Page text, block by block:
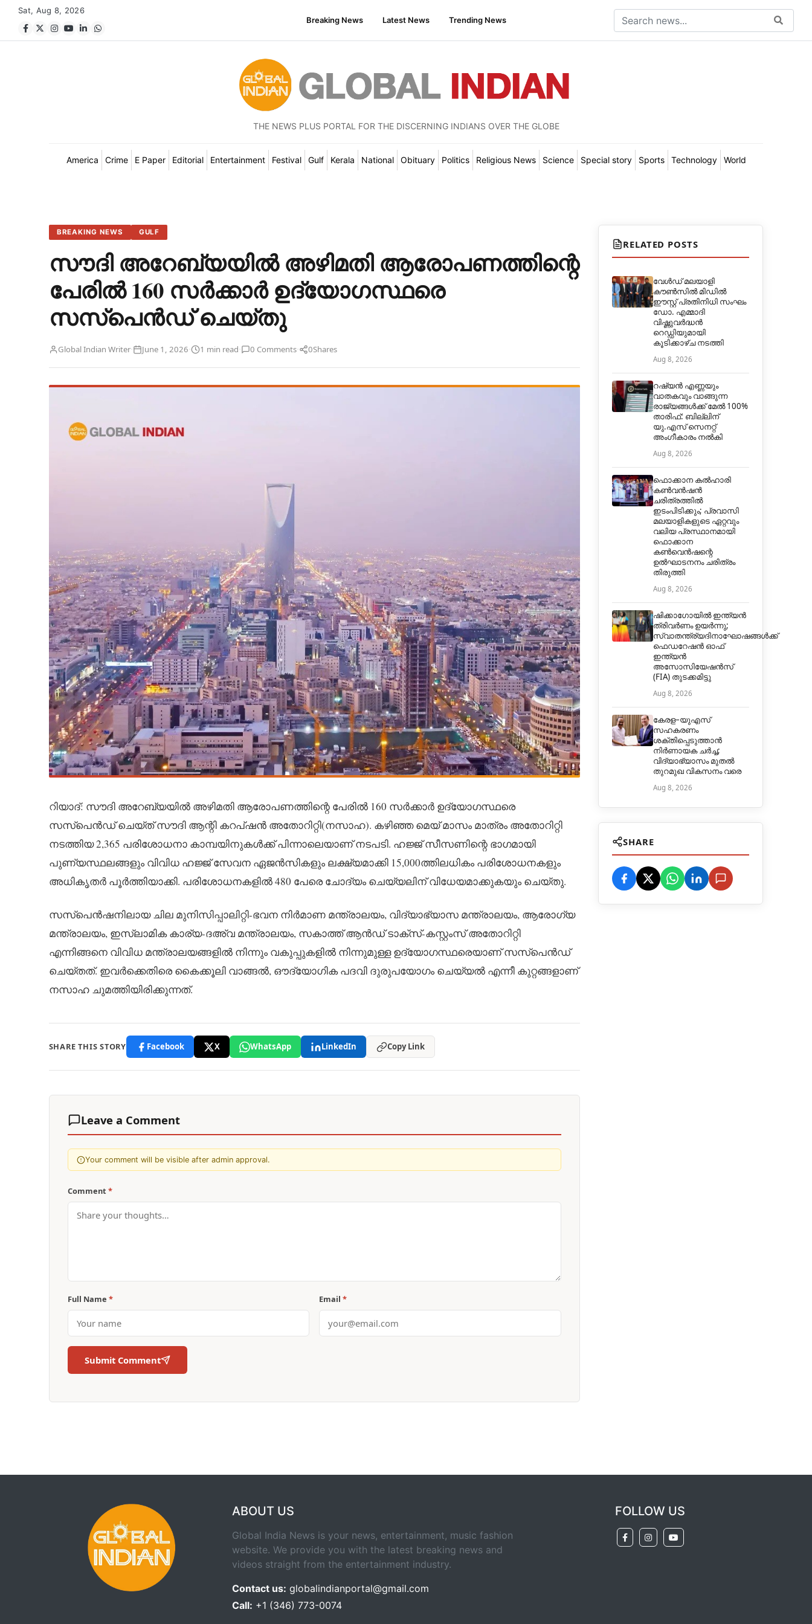
Sat, Aug 8, 2026
Breaking News
Latest News Trending News
THE NEWS PLUS PORTAL FOR THE DISCERNING INDIANS OVER THE GLOBE
America Crime E Paper Editorial Entertainment Festival Gulf Kerala National Obituary Politics Religious News Science Special story Sports Technology World
BREAKING NEWS GULF
സൗദി അറേബ്യയിൽ അഴിമതി ആരോപണത്തിന്റെ
പേരിൽ 160 സർക്കാർ ഉദ്യോഗസ്ഥരെ
സസ്പെൻഡ് ചെയ്തു
Global Indian Writer· June 1, 2026· 1 min read· 0 Comments· 0Shares
റിയാദ്: സൗദി അറേബ്യയിൽ അഴിമതി ആരോപണത്തിന്റെ പേരിൽ 160 സർക്കാർ ഉദ്യോ​ഗസ്ഥരെ
സസ്പെൻഡ് ചെയ്ത് സൗദി ആന്റി കറപ്ഷൻ അതോറിറ്റി(നസാഹ). കഴിഞ്ഞ മെയ് മാസം മാത്രം അതോറിറ്റി
നടത്തിയ 2,365 പരിശോധനാ കാമ്പയിനുകൾക്ക് പിന്നാലെയാണ് നടപടി. ഹജ്ജ് സീസണിന്റെ ഭാ​ഗമായി
പുണ്യസ്ഥലങ്ങളും വിവിധ ഹജ്ജ് സേവന ഏജൻസികളും ലക്ഷ്യമാക്കി 15,000ത്തിലധികം പരിശോധനകളും
അധികൃതർ പൂർത്തിയാക്കി. പരിശോധനകളിൽ 480 പേരെ ചോദ്യം ചെയ്യലിന് വിധേയമാക്കുകയും ചെയ്തു.
സസ്പെൻഷനിലായ ചില മുനിസിപ്പാലിറ്റി-ഭവന നിർമാണ മന്ത്രാലയം, വിദ്യാഭ്യാസ മന്ത്രാലയം, ആരോഗ്യ
മന്ത്രാലയം, ഇസ്ലാമിക കാര്യ-ദഅ്‌വ മന്ത്രാലയം, സകാത്ത് ആൻഡ് ടാക്സ്-കസ്റ്റംസ് അതോറിറ്റി
എന്നിങ്ങനെ വിവിധ മന്ത്രാലയങ്ങളിൽ നിന്നും വകുപ്പുകളിൽ നിന്നുമുള്ള ഉദ്യോ​ഗസ്ഥരെയാണ് സസ്പെൻഡ്
ചെയ്തത്. ഇവർക്കെതിരെ കൈക്കൂലി വാങ്ങൽ, ഔദ്യോഗിക പദവി ദുരുപയോഗം ചെയ്യൽ എന്നീ കുറ്റങ്ങളാണ്
നസാഹ ചുമത്തിയിരിക്കുന്നത്.
SHARE THIS STORY Facebook X WhatsApp LinkedIn Copy Link
Leave a Comment
Your comment will be visible after admin approval.
Comment *
Full Name * Email*
Submit Comment
RELATED POSTS
വേൾഡ് മലയാളി
കൗൺസിൽ മിഡിൽ
ഈസ്റ്റ് പ്രതിനിധി സംഘം
ഡോ. എമ്മാദി
വിഷ്ണുവർദ്ധൻ
റെഡ്ഡിയുമായി
കൂടിക്കാഴ്ച നടത്തി
Aug 8, 2026
റഷ്യൻ എണ്ണയും
വാതകവും വാങ്ങുന്ന
രാജ്യങ്ങൾക്ക് മേൽ 100%
താരിഫ്: ബില്ലിന്
യു.എസ് സെനറ്റ്
അംഗീകാരം നൽകി
Aug 8, 2026
ഫൊക്കാന കൽഹാരി
കൺവൻഷൻ
ചരിത്രത്തിൽ
ഇടംപിടിക്കും; പ്രവാസി
മലയാളികളുടെ ഏറ്റവും
വലിയ പ്രസ്ഥാനമായി
ഫൊക്കാന
കൺവെൻഷന്റെ
ഉൽഘാടനനം ചരിത്രം
തിരുത്തി
Aug 8, 2026
ഷിക്കാഗോയിൽ ഇന്ത്യൻ
ത്രിവർണം ഉയർന്നു;
സ്വാതന്ത്ര്യദിനാഘോഷങ്ങൾക്ക്
ഫെഡറേഷൻ ഓഫ്
ഇന്ത്യൻ
അസോസിയേഷൻസ്
(FIA) തുടക്കമിട്ടു
Aug 8, 2026
കേരള–യുഎസ്
സഹകരണം
ശക്തിപ്പെടുത്താൻ
നിർണായക ചർച്ച;
വിദ്യാഭ്യാസം മുതൽ
തുറമുഖ വികസനം വരെ
Aug 8, 2026
SHARE
ABOUT US
Global India News is your news, entertainment, music fashion
website. We provide you with the latest breaking news and
videos straight from the entertainment industry.
Contact us: globalindianportal@gmail.com
Call: +1 (346) 773-0074
FOLLOW US